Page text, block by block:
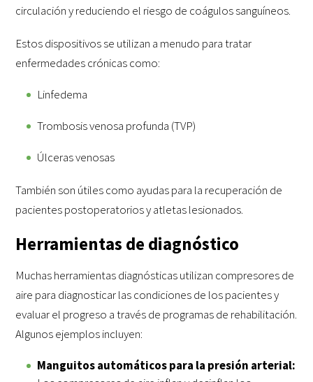
circulación y reduciendo el riesgo de coágulos sanguíneos.
Estos dispositivos se utilizan a menudo para tratar
enfermedades crónicas como:
Linfedema
Trombosis venosa profunda (TVP)
Úlceras venosas
También son útiles como ayudas para la recuperación de
pacientes postoperatorios y atletas lesionados.
Herramientas de diagnóstico
Muchas herramientas diagnósticas utilizan compresores de
aire para diagnosticar las condiciones de los pacientes y
evaluar el progreso a través de programas de rehabilitación.
Algunos ejemplos incluyen:
Manguitos automáticos para la presión arterial: